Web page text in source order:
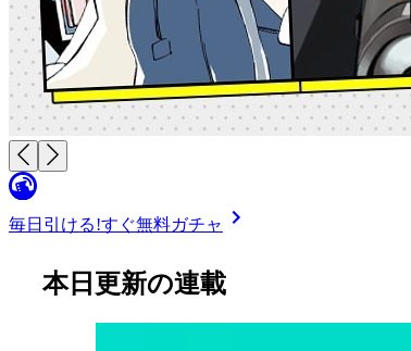
毎日引ける!すぐ無料ガチャ
本日更新の連載